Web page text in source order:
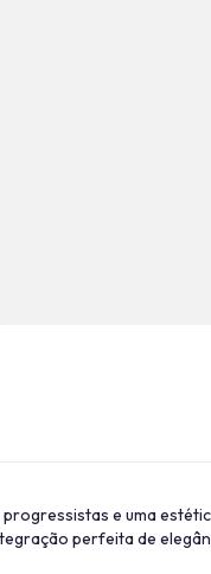
e uma
perfeita de